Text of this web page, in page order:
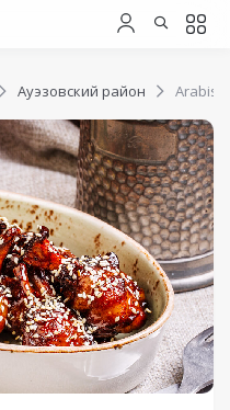
Ауэзовский район Arabis